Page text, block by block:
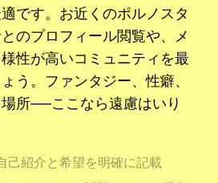
です。お近くのポルノスタ
のプロフィール閲覧や、メ
性が高いコミュニティを最
う。ファンタジー、性癖、
所──ここなら遠慮はいり
己紹介と希望を明確に記載